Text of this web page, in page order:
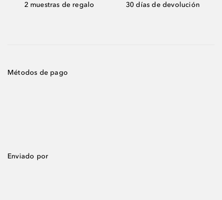
2 muestras de regalo 30 días de devolución
Métodos de pago
Enviado por